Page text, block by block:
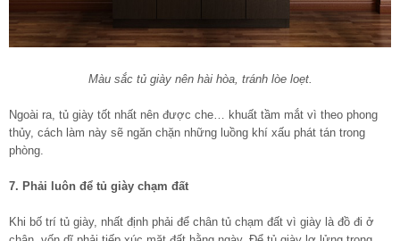
Màu sắc tủ giày nên hài hòa, tránh lòe loẹt.
Ngoài ra, tủ giày tốt nhất nên được che… khuất tầm mắt vì theo phong
thủy, cách làm này sẽ ngăn chặn những luồng khí xấu phát tán trong
phòng.
7. Phải luôn để tủ giày chạm đất
Khi bố trí tủ giày, nhất định phải để chân tủ chạm đất vì giày là đồ đi ở